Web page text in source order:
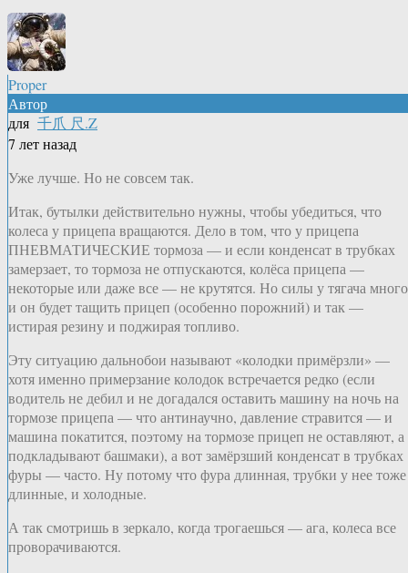
Proper
Автор
для 千爪 尺.Z
7 лет назад
Уже лучше. Но не совсем так.
Итак, бутылки действительно нужны, чтобы убедиться, что
колеса у прицепа вращаются. Дело в том, что у прицепа
ПНЕВМАТИЧЕСКИЕ тормоза — и если конденсат в трубках
замерзает, то тормоза не отпускаются, колёса прицепа —
некоторые или даже все — не крутятся. Но силы у тягача
и он будет тащить прицеп (особенно порожний) и так —
истирая резину и поджирая топливо.
Эту ситуацию дальнобои называют «колодки примёрзли» —
хотя именно примерзание колодок встречается редко (если
водитель не дебил и не догадался оставить машину на ночь на
тормозе прицепа — что антинаучно, давление стравится — и
машина покатится, поэтому на тормозе прицеп не оставляют, а
подкладывают башмаки), а вот замёрзший конденсат в трубках
фуры — часто. Ну потому что фура длинная, трубки у нее тоже
длинные, и холодные.
А так смотришь в зеркало, когда трогаешься — ага, колеса все
проворачиваются.